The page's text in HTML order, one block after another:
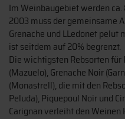
Im Weinbaugebiet werden
2003 muss der gemeinsame
Grenache und LLedonet
ist seitdem auf 20% begrenzt.
Die wichtigsten Rebsorten für
(Mazuelo), Grenache Noir
(Monastrell), die mit den
Peluda), Piquepoul Noir und
Carignan verleiht den